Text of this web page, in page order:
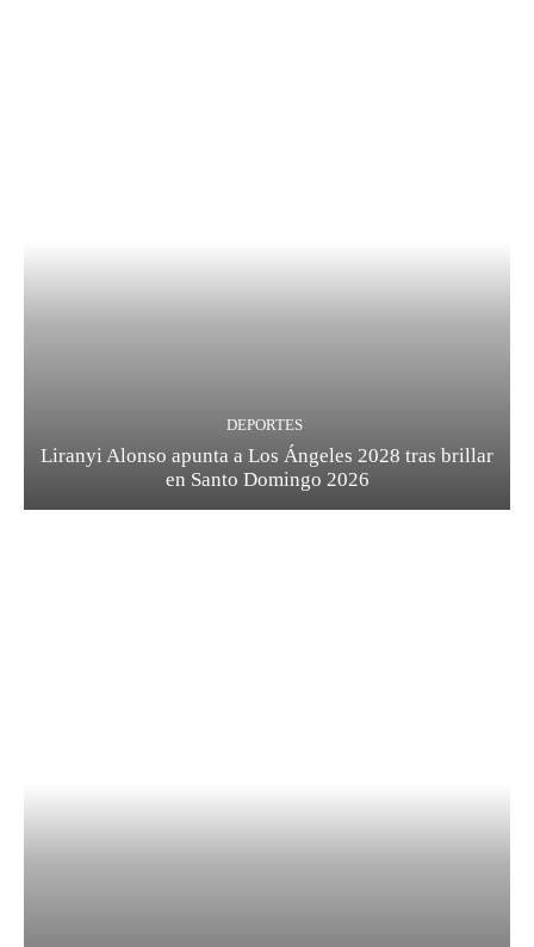
DEPORTES
Liranyi Alonso apunta a Los Ángeles 2028 tras brillar
en Santo Domingo 2026